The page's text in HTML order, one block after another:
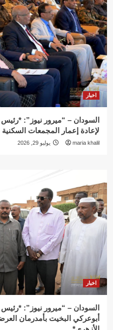
اخبار
السودان – “ميرور نيوز”: *رئيس
لإعادة إعمار المجمعات
maria khalil يوليو 29, 2026
اخبار
السودان – “ميرور نيوز”: *رئيس
أبوعركي البخيت بأمدرمان